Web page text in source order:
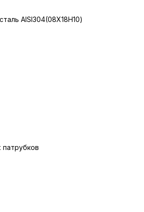
AISI304(08Х18Н10)